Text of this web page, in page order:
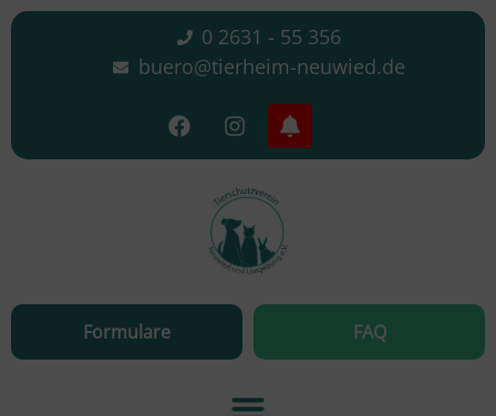
0 2631 - 55 356
buero@tierheim-neuwied.de
Formulare FAQ